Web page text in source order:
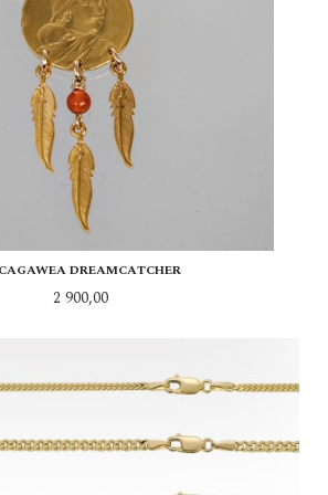
DREAMCATCHER
Pris
2 900,00